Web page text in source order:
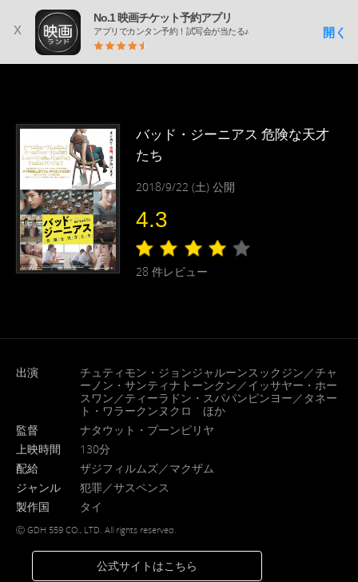
x
No.1 映画チケット予約アプリ
アプリでカンタン予約！試写会が当たる♪ 開く
バッド・ジーニアス 危険な天才
たち
2018/9/22 (土) 公開
4.3
28 件レビュー
出演
チュティモン・ジョンジャルーンスックジン／チャ
ーノン・サンティナトーンクン／イッサヤー・ホー
スワン／ティーラドン・スパパンピンヨー／タネー
ト・ワラークンヌクロ ほか
監督
ナタウット・プーンピリヤ
上映時間
130分
配給
ザジフィルムズ／マクザム
ジャンル
犯罪／サスペンス
製作国
タイ
Ⓒ GDH 559 CO., LTD. All rights reserved.
公式サイトはこちら